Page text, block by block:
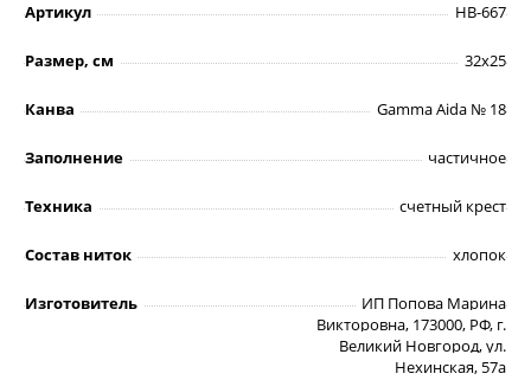
Артикул НВ-667
Размер, см 32х25
Канва Gamma Aida № 18
Заполнение частичное
Техника счетный крест
Состав ниток хлопок
Изготовитель
ИП Попова Марина
Викторовна, 173000, РФ, г.
Великий Новгород, ул.
Нехинская, 57а